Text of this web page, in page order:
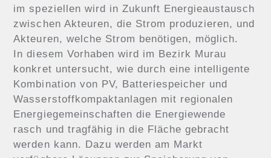
im speziellen wird in Zukunft Energieaustausch
zwischen Akteuren, die Strom produzieren, und
Akteuren, welche Strom benötigen, möglich.
In diesem Vorhaben wird im Bezirk Murau
konkret untersucht, wie durch eine intelligente
Kombination von PV, Batteriespeicher und
Wasserstoffkompaktanlagen mit regionalen
Energiegemeinschaften die Energiewende
rasch und tragfähig in die Fläche gebracht
werden kann. Dazu werden am Markt